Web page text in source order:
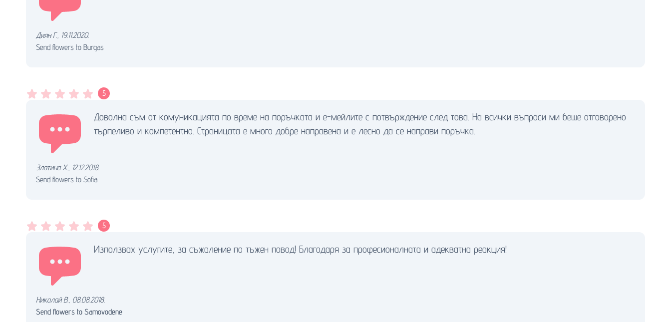
Диян Г., 19.11.2020.
Send flowers to Burgas
5
Доволна съм от комуникацията по време на поръчката и е-мейлите с потвърждение след това. На всички въпроси ми беше отговорено
търпеливо и компетентно. Страницата е много добре направена и е лесно да се направи поръчка.
Златина Х., 12.12.2018.
Send flowers to Sofia
5
Използвах услугите, за съжаление по тъжен повод! Благодаря за професионалната и адекватна реакция!
Николай В., 08.08.2018.
Send flowers to Samovodene